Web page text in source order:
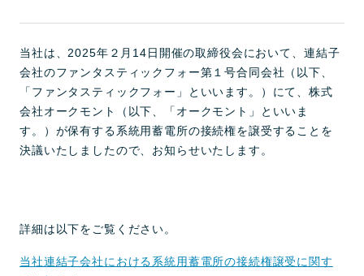
当社は、2025年２月14日開催の取締役会において、連結子
会社のファンタスティックフォー第１号合同会社（以下、
「ファンタスティックフォー」といいます。）にて、株式
会社オークモント（以下、「オークモント」といいま
す。）が保有する系統用蓄電所の接続権を譲受することを
決議いたしましたので、お知らせいたします。
詳細は以下をご覧ください。
当社連結子会社における系統用蓄電所の接続権譲受に関す